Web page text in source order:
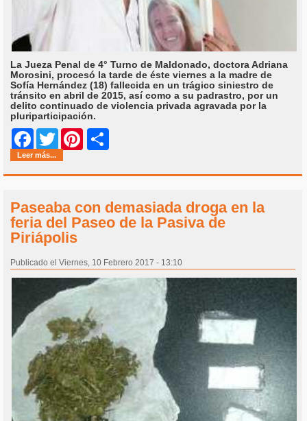
La Jueza Penal de 4° Turno de Maldonado, doctora Adriana
Morosini, procesó la tarde de éste viernes a la madre de
Sofía Hernández (18) fallecida en un trágico siniestro de
tránsito en abril de 2015, así como a su padrastro, por un
delito continuado de violencia privada agravada por la
pluriparticipación.
Facebook
Twitter Pinterest
Leer más...
Paseaba con demasiada droga en la
feria del Paseo de la Pasiva de
Piriápolis
Publicado el Viernes, 10 Febrero 2017 - 13:10